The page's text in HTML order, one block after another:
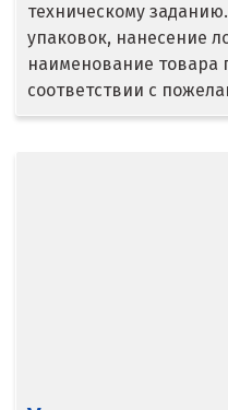
Верхний Уфалей
Верхняя Пышма
Верхняя Салда
техническому
упаковок, нанесение
наименование товара
соответствии с